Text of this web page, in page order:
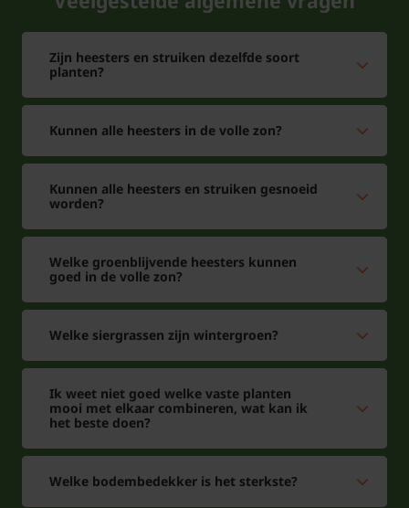
Zijn heesters en struiken dezelfde soort
planten?
Kunnen alle heesters in de volle zon?
Kunnen alle heesters en struiken gesnoeid
worden?
Welke groenblijvende heesters kunnen
goed in de volle zon?
Welke siergrassen zijn wintergroen?
Ik weet niet goed welke vaste planten
mooi met elkaar combineren, wat kan ik
het beste doen?
Welke bodembedekker is het sterkste?